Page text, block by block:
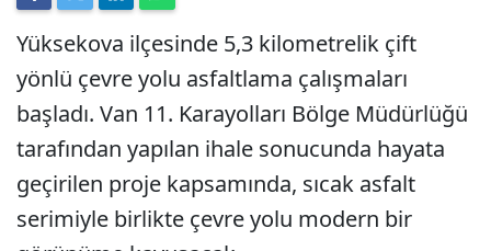
Yüksekova ilçesinde 5,3 kilometrelik çift
yönlü çevre yolu asfaltlama çalışmaları
başladı. Van 11. Karayolları Bölge Müdürlüğü
tarafından yapılan ihale sonucunda hayata
geçirilen proje kapsamında, sıcak asfalt
serimiyle birlikte çevre yolu modern bir